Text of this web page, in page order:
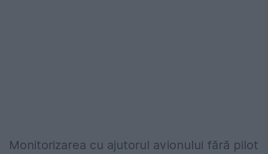
Monitorizarea cu ajutorul avionului fără pilot